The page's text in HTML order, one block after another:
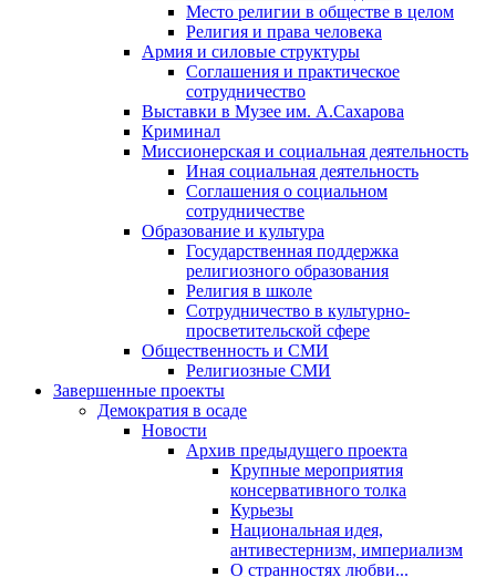
Место религии в обществе в целом
Религия и права человека
Армия и силовые структуры
Соглашения и практическое
сотрудничество
Выставки в Музее им. А.Сахарова
Криминал
Миссионерская и социальная деятельность
Иная социальная деятельность
Соглашения о социальном
сотрудничестве
Образование и культура
Государственная поддержка
религиозного образования
Религия в школе
Сотрудничество в культурно-
просветительской сфере
Общественность и СМИ
Религиозные СМИ
Завершенные проекты
Демократия в осаде
Новости
Архив предыдущего проекта
Крупные мероприятия
консервативного толка
Курьезы
Национальная идея,
антивестернизм, империализм
О странностях любви...